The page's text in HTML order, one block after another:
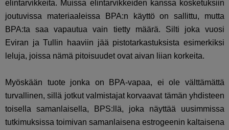
elintarvikkeita. Muissa elintarvikkeiden kanssa kosketuksiin
joutuvissa materiaaleissa BPA:n käyttö on sallittu, mutta
BPA:ta saa vapautua vain tietty määrä. Silti joka vuosi
Eviran ja Tullin haaviin jää pistotarkastuksista esimerkiksi
leluja, joissa nämä pitoisuudet ovat aivan liian korkeita.
Myöskään tuote jonka on BPA-vapaa, ei ole välttämättä
turvallinen, sillä jotkut valmistajat korvaavat tämän yhdisteen
toisella samanlaisella, BPS:llä, joka näyttää uusimmissa
tutkimuksissa toimivan samanlaisena estrogeenin kaltaisena